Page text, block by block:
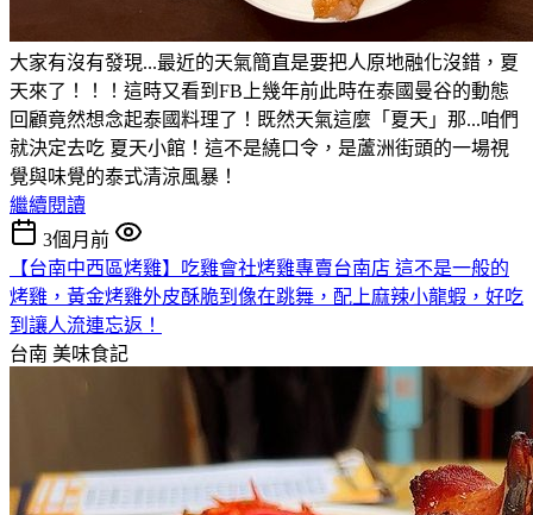
大家有沒有發現...最近的天氣簡直是要把人原地融化沒錯，夏
天來了！！！這時又看到FB上幾年前此時在泰國曼谷的動態
回顧竟然想念起泰國料理了！既然天氣這麼「夏天」那...咱們
就決定去吃 夏天小館！這不是繞口令，是蘆洲街頭的一場視
覺與味覺的泰式清涼風暴！
繼續閱讀
3個月前
【台南中西區烤雞】吃雞會社烤雞專賣台南店 這不是一般的
烤雞，黃金烤雞外皮酥脆到像在跳舞，配上麻辣小龍蝦，好吃
到讓人流連忘返！
台南 美味食記